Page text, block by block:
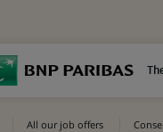
All our job offers